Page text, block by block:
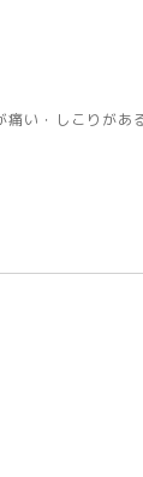
い・しこりがあ